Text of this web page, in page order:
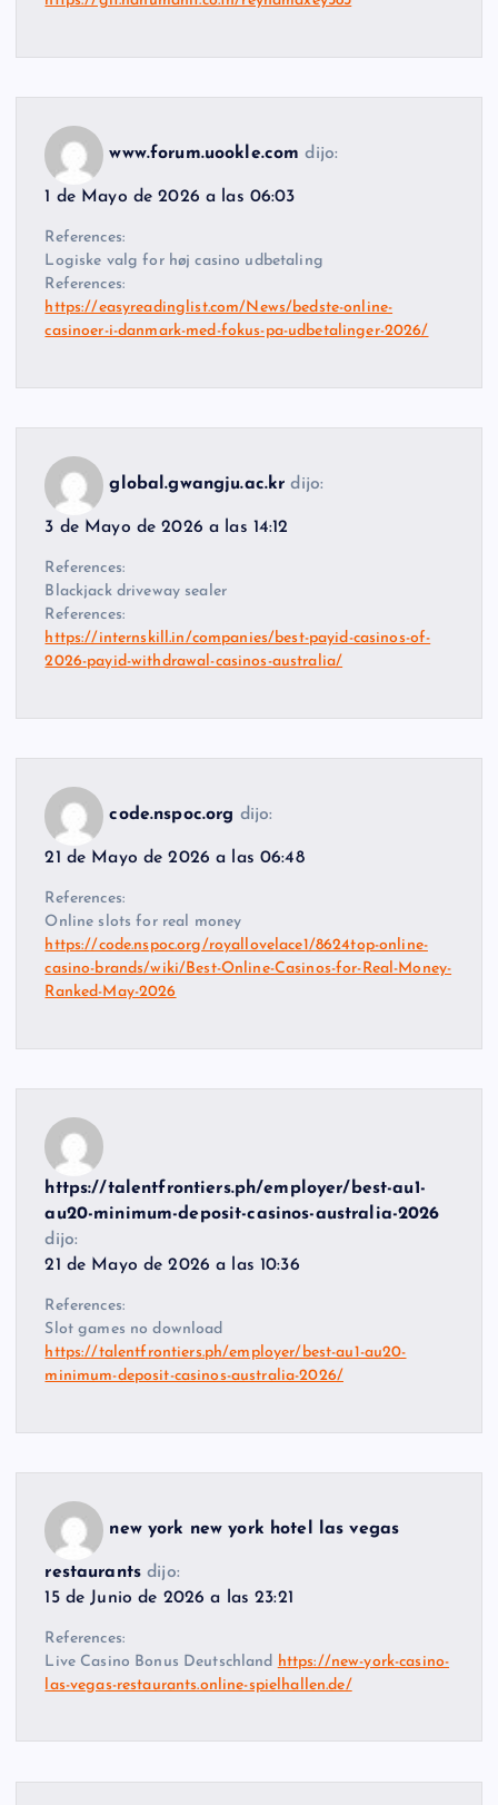
www.forum.uookle.com dijo:
1 de Mayo de 2026 a las 06:03
References:
Logiske valg for høj casino udbetaling
References:
https://easyreadinglist.com/News/bedste-online-
casinoer-i-danmark-med-fokus-pa-udbetalinger-2026/
global.gwangju.ac.kr dijo:
3 de Mayo de 2026 a las 14:12
References:
Blackjack driveway sealer
References:
https://internskill.in/companies/best-payid-casinos-of-
2026-payid-withdrawal-casinos-australia/
code.nspoc.org dijo:
21 de Mayo de 2026 a las 06:48
References:
Online slots for real money
https://code.nspoc.org/royallovelace1/8624top-online-
casino-brands/wiki/Best-Online-Casinos-for-Real-Money-
Ranked-May-2026
https://talentfrontiers.ph/employer/best-au1-
au20-minimum-deposit-casinos-australia-2026
dijo:
21 de Mayo de 2026 a las 10:36
References:
Slot games no download
https://talentfrontiers.ph/employer/best-au1-au20-
minimum-deposit-casinos-australia-2026/
new york new york hotel las vegas
restaurants dijo:
15 de Junio de 2026 a las 23:21
References:
Live Casino Bonus Deutschland https://new-york-casino-
las-vegas-restaurants.online-spielhallen.de/